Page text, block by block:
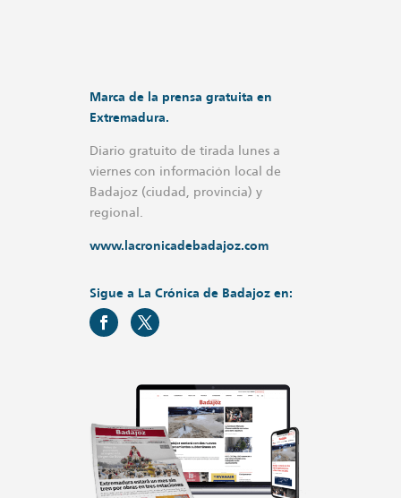
Marca de la prensa gratuita en
Extremadura.
Diario gratuito de tirada lunes a
viernes con información local de
Badajoz (ciudad, provincia) y
regional.
www.lacronicadebadajoz.com
Sigue a La Crónica de Badajoz en: